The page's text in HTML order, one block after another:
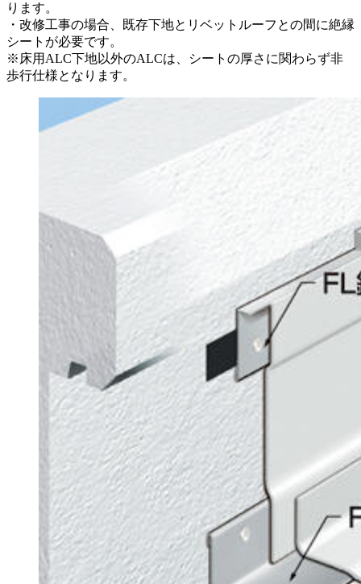
ります。
・改修工事の場合、既存下地とリベットルーフとの間に絶縁
シートが必要です。
※床用ALC下地以外のALCは、シートの厚さに関わらず非
歩行仕様となります。